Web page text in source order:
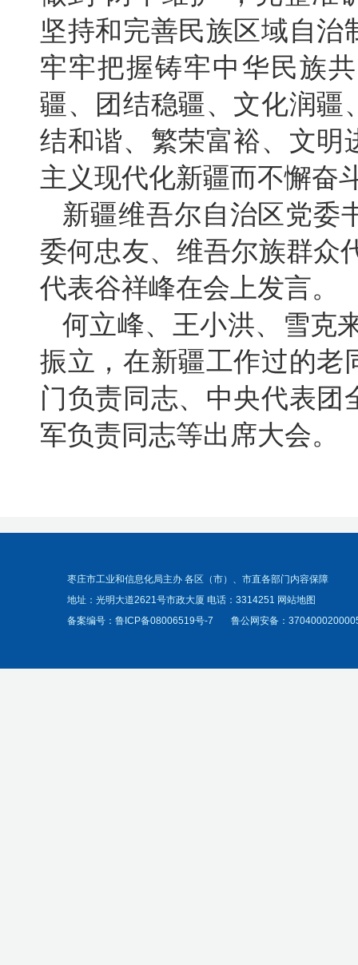
坚持和完善民族区域自
牢牢把握铸牢中华民族
疆、团结稳疆、文化润疆
结和谐、繁荣富裕、文明
主义现代化新疆而不懈奋
新疆维吾尔自治区党委
委何忠友、维吾尔族群众
代表谷祥峰在会上发言。
何立峰、王小洪、雪克
振立，在新疆工作过的老
门负责同志、中央代表
军负责同志等出席大会。
枣庄市工业和信息化局主办 各区（市）、市直各部门内容保障
地址：光明大道2621号市政大厦 电话：3314251 网站地图
备案编号： 鲁ICP备08006519号-7 鲁公网安备：